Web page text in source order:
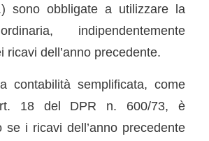
sono obbligate a utilizzare la
indipendentemente
ricavi dell’anno precedente.
contabilità semplificata, come
18 del DPR n. 600/73, è
se i ricavi dell’anno precedente